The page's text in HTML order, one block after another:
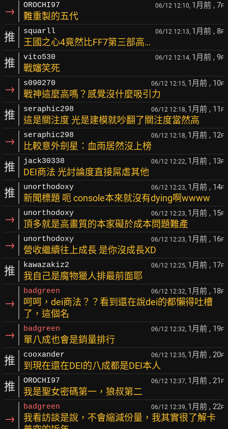
→ OROCHI97 06/12 12:10, 1月前 , 7F
難重製的五代
推 squarll 06/12 12:13, 1月前 , 8F
王國之心4竟然比FF7第三部高…
推 vito530 06/12 12:14, 1月前 , 9F
戰嬸笑死
→ s090270 06/12 12:15, 1月前 , 10F
戰神這麼高嗎？感覺沒什麼吸引力
推 seraphic298 06/12 12:18, 1月前 , 11 F
這是關注度 光是建模就吵翻了關注度當然高
→ seraphic298 06/12 12:18, 1月前 , 12F
比較意外劍星：血雨居然沒上榜
推 jack30338 06/12 12:22, 1月前 , 13F
DEI商法 光討論度直接屌虐其他
推 unorthodoxy 06/12 12:23, 1月前 , 14F
新聞標題 呃 console本來就沒有dying啊wwww
→ unorthodoxy 06/12 12:23, 1月前 , 15F
頂多就是高畫質的本家礙於成本問題難產
→ unorthodoxy 06/12 12:23, 1月前 , 16F
營收繼續往上成長 是你沒成長XD
推 kawazakiz2 06/12 12:25, 1月前 , 17F
我自己是魔物獵人排最前面耶
→
badgreen 06/12 12:32, 1月前 , 18F
呵呵，dei商法？？看到還在說dei的都懶得吐槽
了，這個名
→ badgreen 06/12 12:32, 1月前 , 19F
單八成也會是銷量排行
推 cooxander 06/12 12:35, 1月前 , 20F
到現在還在DEI的八成都是DEI本人
推 OROCHI97 06/12 12:37, 1月前 , 21 F
我是聖女密碼第一，狼叔第二
→
badgreen 06/12 12:39, 1月前 , 22F
我看訪談是說，不會縮減份量，我其實很了解卡